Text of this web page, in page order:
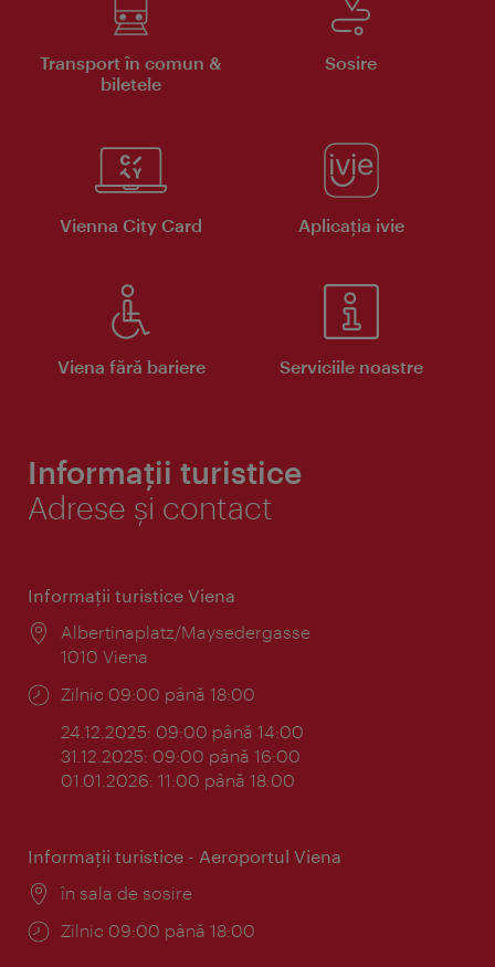
Transport în comun &
biletele
Sosire
Vienna City Card Aplicaţia ivie
Viena fără bariere Serviciile noastre
Informații turistice
Adrese și contact
Informaţii turistice Viena
Locul:
Albertinaplatz/Maysedergasse
1010 Viena
Program:
Zilnic 09:00 până 18:00
24.12.2025: 09:00 până 14:00
31.12.2025: 09:00 până 16:00
01.01.2026: 11:00 până 18:00
Informaţii turistice - Aeroportul Viena
Locul:
în sala de sosire
Program:
Zilnic 09:00 până 18:00